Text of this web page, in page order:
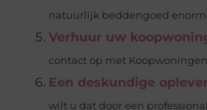
natuurlijk beddengoed enorm
Verhuur uw
contact op met
Een deskundige
wilt u dat door een